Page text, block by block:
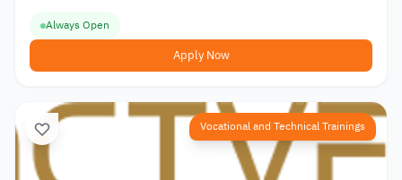
Always Open
Apply Now
Vocational and Technical Trainings